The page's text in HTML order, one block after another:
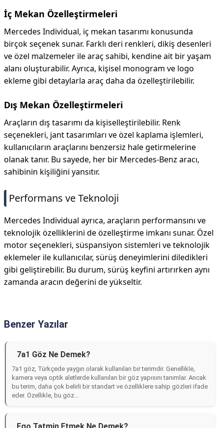
İç Mekan Özelleştirmeleri
Mercedes Individual, iç mekan tasarımı konusunda
birçok seçenek sunar. Farklı deri renkleri, dikiş desenleri
ve özel malzemeler ile araç sahibi, kendine ait bir yaşam
alanı oluşturabilir. Ayrıca, kişisel monogram ve logo
ekleme gibi detaylarla araç daha da özelleştirilebilir.
Dış Mekan Özelleştirmeleri
Araçların dış tasarımı da kişiselleştirilebilir. Renk
seçenekleri, jant tasarımları ve özel kaplama işlemleri,
kullanıcıların araçlarını benzersiz hale getirmelerine
olanak tanır. Bu sayede, her bir Mercedes-Benz aracı,
sahibinin kişiliğini yansıtır.
Performans ve Teknoloji
Mercedes Individual ayrıca, araçların performansını ve
teknolojik özelliklerini de özelleştirme imkanı sunar. Özel
motor seçenekleri, süspansiyon sistemleri ve teknolojik
eklemeler ile kullanıcılar, sürüş deneyimlerini diledikleri
gibi geliştirebilir. Bu durum, sürüş keyfini artırırken aynı
zamanda aracın değerini de yükseltir.
Benzer Yazılar
7a1 Göz Ne Demek?
7a1 göz, Türkçede yaygın olarak kullanılan bir terimdir. Genellikle,
kamera veya optik aletlerde kullanılan bir göz yapısını tanımlar. Ancak
bu terim, daha çok belirli bir standart ve özelliklere sahip gözleri ifade
eder. Özellikle, bu göz...